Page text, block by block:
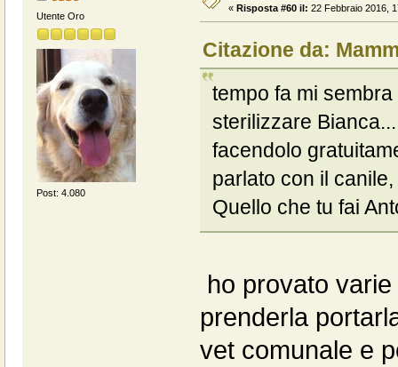
Utente Oro
Post: 4.080
« Risposta #60 il: 22 Febbraio 2016,
Citazione da:
tempo fa mi
sterilizzare
facendolo
parlato con il
Quello che tu fai
ho provato
prenderla
vet comunale e